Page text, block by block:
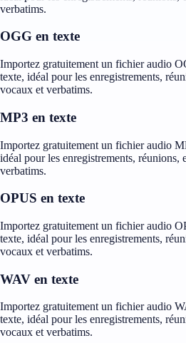
verbatims.
OGG en texte
Importez gratuitement un fichier audio
texte, idéal pour les enregistrements,
vocaux et verbatims.
MP3 en texte
Importez gratuitement un fichier audio
idéal pour les enregistrements, réunions,
verbatims.
OPUS en texte
Importez gratuitement un fichier audio
texte, idéal pour les enregistrements,
vocaux et verbatims.
WAV en texte
Importez gratuitement un fichier audio
texte, idéal pour les enregistrements,
vocaux et verbatims.